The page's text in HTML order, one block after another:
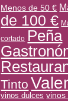
Menos de 50 €
de 100 €
cortado Peña
Tinto
vinos dulces vinos